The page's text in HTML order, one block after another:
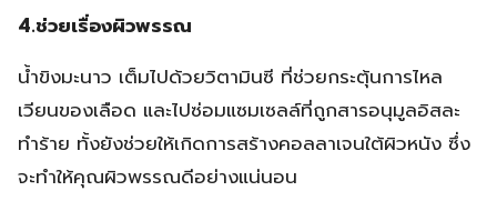
4.ช่วยเรื่องผิวพรรณ
น้ำขิงมะนาว เต็มไปด้วยวิตามินซี ที่ช่วยกระตุ้นการไหล
เวียนของเลือด และไปซ่อมแซมเซลล์ที่ถูกสารอนุมูลอิสละ
ทำร้าย ทั้งยังช่วยให้เกิดการสร้างคอลลาเจนใต้ผิวหนัง ซึ่ง
จะทำให้คุณผิวพรรณดีอย่างแน่นอน